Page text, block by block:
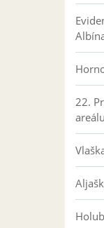
22.